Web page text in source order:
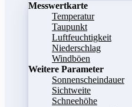
Messwertkarte
Temperatur
Taupunkt
Luftfeuchtigkeit
Niederschlag
Windböen
Weitere Parameter
Sonnenscheindauer
Sichtweite
Schneehöhe